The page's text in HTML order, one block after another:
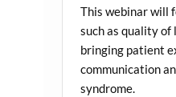
This webinar will
such as quality
bringing patient
communication
syndrome.